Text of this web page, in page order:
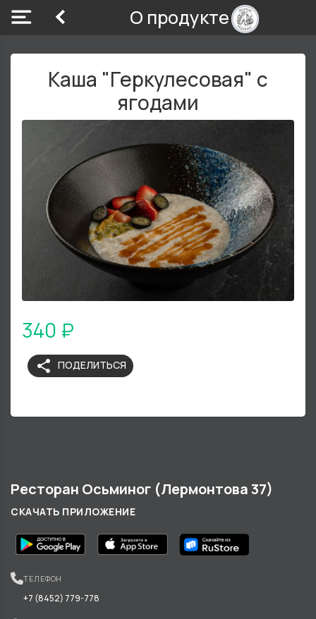
О продукте
Каша "Геркулесовая" с
ягодами
340 ₽
share ПОДЕЛИТЬСЯ
Ресторан Осьминог (Лермонтова 37)
СКАЧАТЬ ПРИЛОЖЕНИЕ
ТЕЛЕФОН
+7 (8452) 779-778